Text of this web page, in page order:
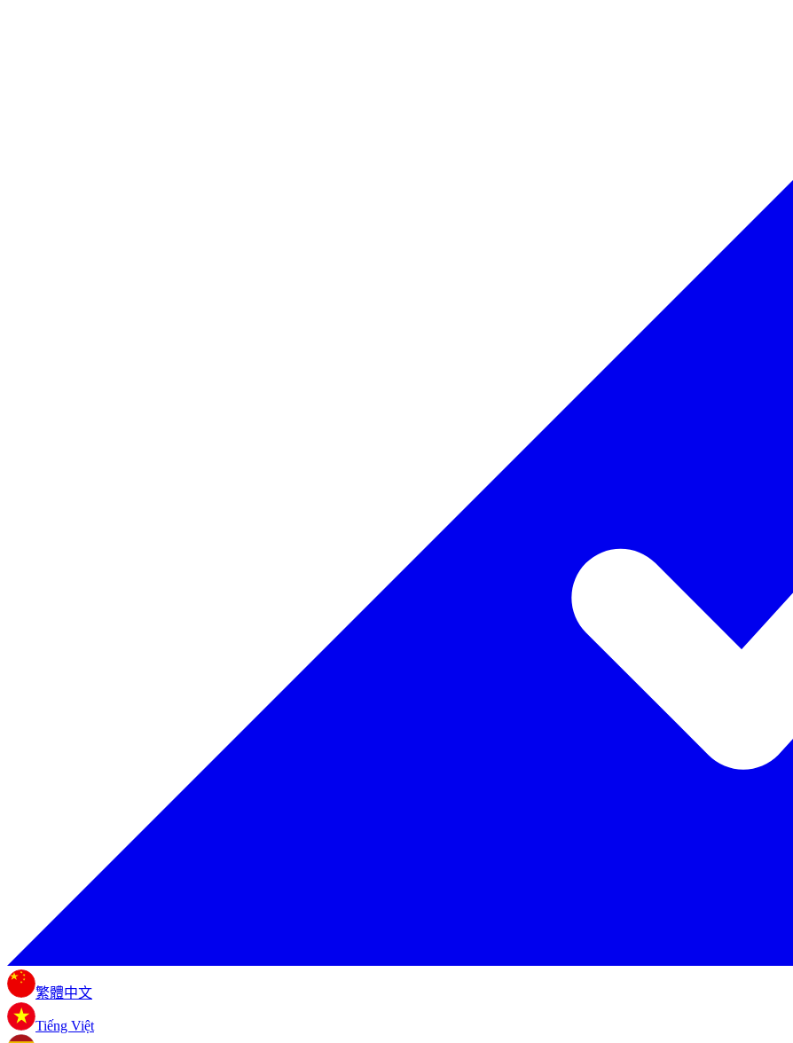
繁體中文
Tiếng Việt